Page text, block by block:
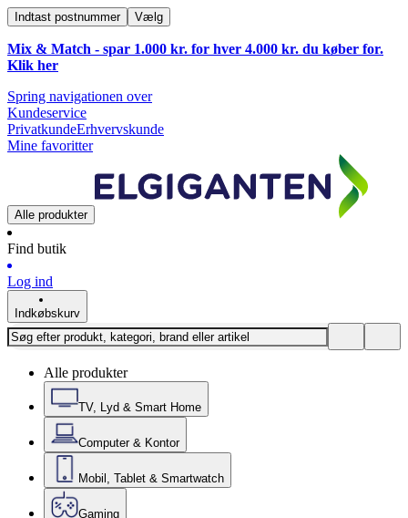
Indtast postnummer Vælg
Mix & Match - spar 1.000 kr. for hver 4.000 kr. du køber for.
Klik her
Spring navigationen over
Kundeservice
PrivatkundeErhvervskunde
Mine favoritter
Alle produkter
Find butik
Log ind
Indkøbskurv
Alle produkter
TV, Lyd & Smart Home
Computer & Kontor
Mobil, Tablet & Smartwatch
Gaming